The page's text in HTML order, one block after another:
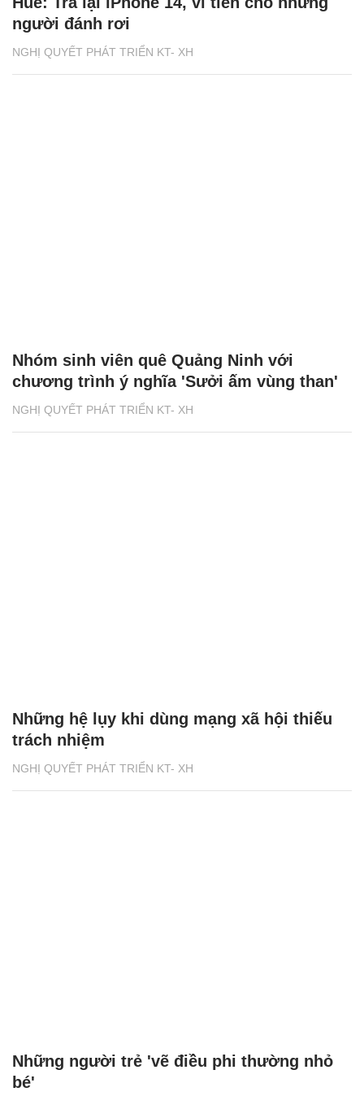
NGHỊ QUYẾT PHÁT TRIỂN KT- XH
người đánh rơi
NGHỊ QUYẾT PHÁT TRIỂN KT- XH
Nhóm sinh viên quê Quảng Ninh với
chương trình ý nghĩa 'Sưởi ấm vùng than'
NGHỊ QUYẾT PHÁT TRIỂN KT- XH
Những hệ lụy khi dùng mạng xã hội thiếu
trách nhiệm
Những người trẻ 'vẽ điều phi thường nhỏ
bé'